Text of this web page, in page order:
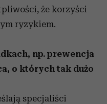
że korzyści
ryzykiem.
np. prewencja
o których tak dużo
specjaliści